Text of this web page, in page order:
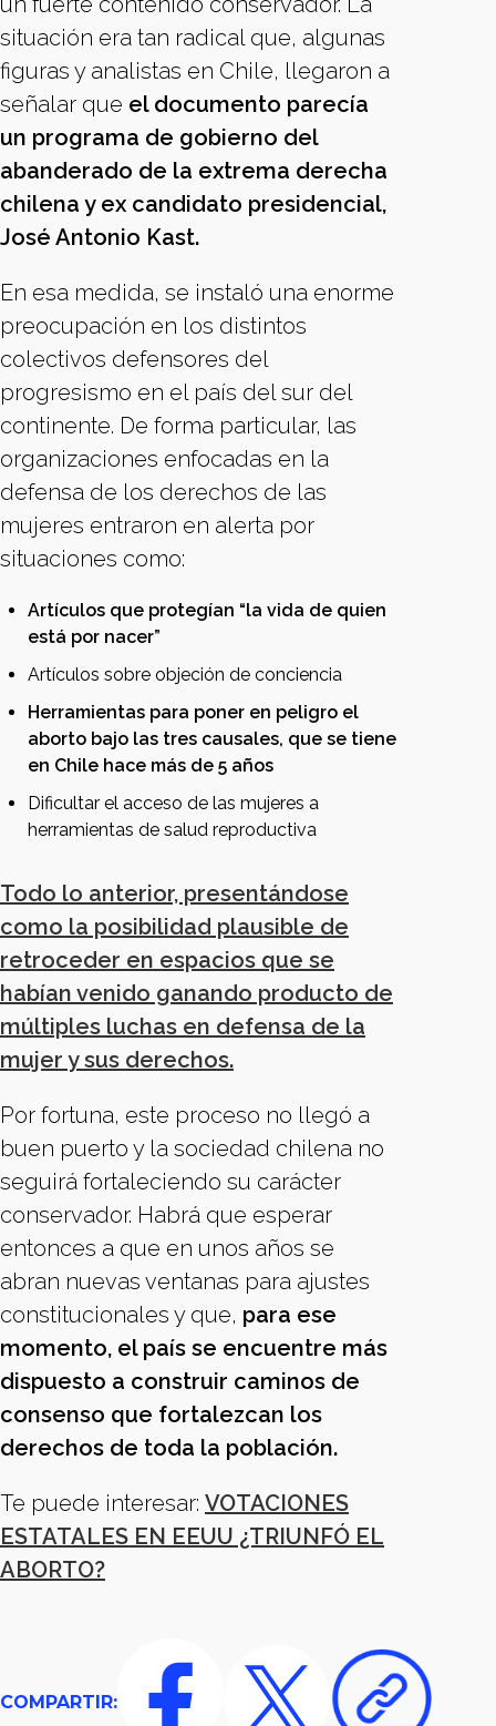
situación era tan radical que, algunas
figuras y analistas en Chile, llegaron a
señalar que el documento parecía
un programa de gobierno del
abanderado de la extrema derecha
chilena y ex candidato presidencial,
José Antonio Kast.
En esa medida, se instaló una enorme
preocupación en los distintos
colectivos defensores del
progresismo en el país del sur del
continente. De forma particular, las
organizaciones enfocadas en la
defensa de los derechos de las
mujeres entraron en alerta por
situaciones como:
Artículos que protegían “la vida de quien
está por nacer”
Artículos sobre objeción de conciencia
Herramientas para poner en peligro el
aborto bajo las tres causales, que se tiene
en Chile hace más de 5 años
Dificultar el acceso de las mujeres a
herramientas de salud reproductiva
Todo lo anterior, presentándose
como la posibilidad plausible de
retroceder en espacios que se
habían venido ganando producto de
múltiples luchas en defensa de la
mujer y sus derechos.
Por fortuna, este proceso no llegó a
buen puerto y la sociedad chilena no
seguirá fortaleciendo su carácter
conservador. Habrá que esperar
entonces a que en unos años se
abran nuevas ventanas para ajustes
constitucionales y que, para ese
momento, el país se encuentre más
dispuesto a construir caminos de
consenso que fortalezcan los
derechos de toda la población.
Te puede interesar: VOTACIONES
ESTATALES EN EEUU ¿TRIUNFÓ EL
ABORTO?
COMPARTIR: